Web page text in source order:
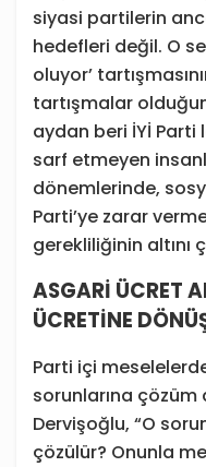
siyasi partilerin
hedefleri değil. O
oluyor’
tartışmalar
aydan beri İYİ
sarf etmeyen
dönemlerinde,
Parti’ye zarar
gerekliliğinin altını
ASGARİ ÜCRET
ÜCRETİNE
Parti içi
sorunlarına çözüm
Dervişoğlu, “O
çözülür? Onunla